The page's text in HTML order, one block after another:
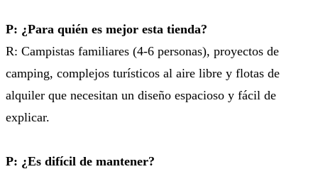
P: ¿Para quién es mejor esta tienda?
R: Campistas familiares (4-6 personas), proyectos de
camping, complejos turísticos al aire libre y flotas de
alquiler que necesitan un diseño espacioso y fácil de
explicar.
P: ¿Es difícil de mantener?